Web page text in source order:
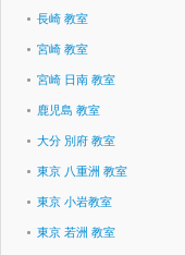
長崎 教室
宮崎 教室
宮崎 日南 教室
鹿児島 教室
大分 別府 教室
東京 八重洲 教室
東京 小岩教室
東京 若洲 教室